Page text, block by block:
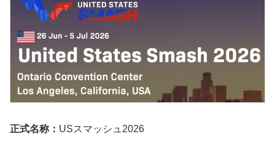
正式名称： USスマッシュ2026